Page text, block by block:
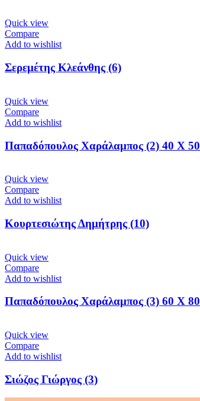
Quick view
Compare
Add to wishlist
Σερεμέτης Κλεάνθης (6)
Quick view
Compare
Add to wishlist
Παπαδόπουλος Χαράλαμπος (2) 40 X 50
Quick view
Compare
Add to wishlist
Κουρτεσιώτης Δημήτρης (10)
Quick view
Compare
Add to wishlist
Παπαδόπουλος Χαράλαμπος (3) 60 Χ 80
Quick view
Compare
Add to wishlist
Σιώζος Γιώργος (3)